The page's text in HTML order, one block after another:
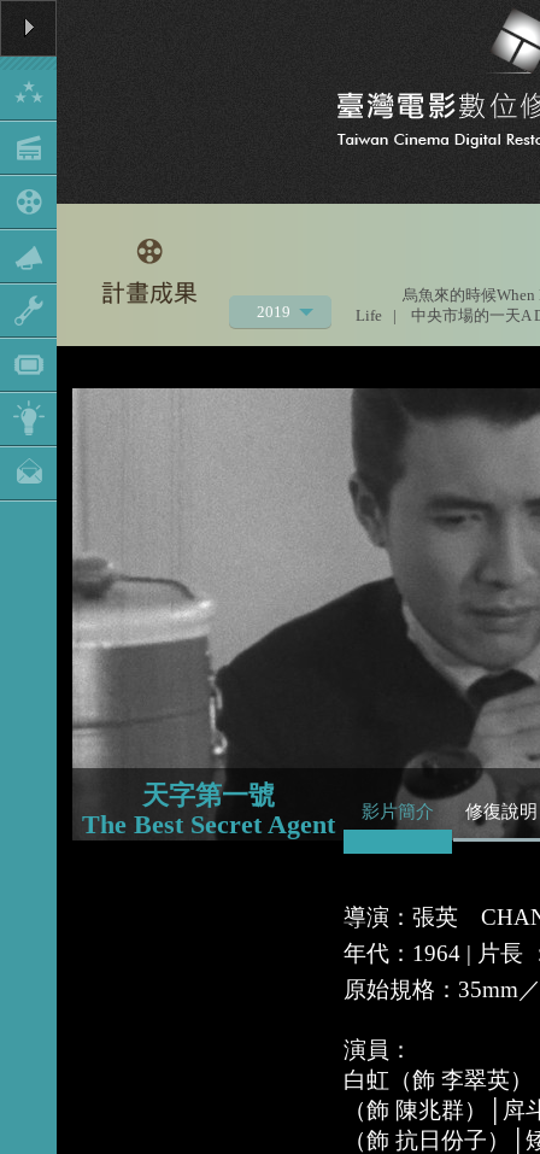
2019
2021
2020
2013
烏魚來的時候When
Life
| 中央市場的一天A
天字第一號
The Best Secret Agent
影片簡介 修復說明
導演：張英
年代：1964 | 片長
原始規格：35mm
演員：
白虹（飾 李翠英
（飾 陳兆群）│
（飾 抗日份子）